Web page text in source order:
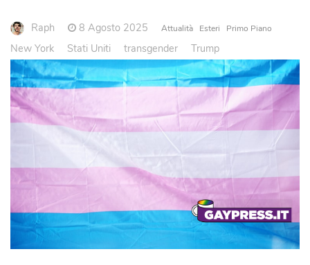
Raph 8 Agosto 2025 Attualità Esteri Primo Piano
New York Stati Uniti transgender Trump